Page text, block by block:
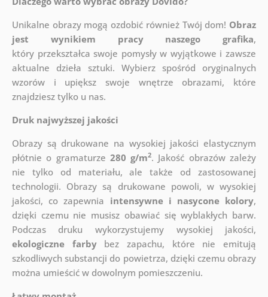
Unikalne obrazy mogą ozdobić również Twój dom! Obraz
jest wynikiem pracy naszego grafika,
który przekształca swoje pomysły w wyjątkowe i zawsze
aktualne dzieła sztuki. Wybierz spośród oryginalnych
wzorów i upiększ swoje wnętrze obrazami, które
znajdziesz tylko u nas.
Druk najwyższej jakości
Obrazy są drukowane na wysokiej jakości elastycznym
płótnie o gramaturze 280 g/m2. Jakość obrazów zależy
nie tylko od materiału, ale także od zastosowanej
technologii. Obrazy są drukowane powoli, w wysokiej
jakości, co zapewnia intensywne i nasycone kolory,
dzięki czemu nie musisz obawiać się wyblakłych barw.
Podczas druku wykorzystujemy wysokiej jakości,
ekologiczne farbybez zapachu, które nie emitują
szkodliwych substancji do powietrza, dzięki czemu obrazy
można umieścić w dowolnym pomieszczeniu.